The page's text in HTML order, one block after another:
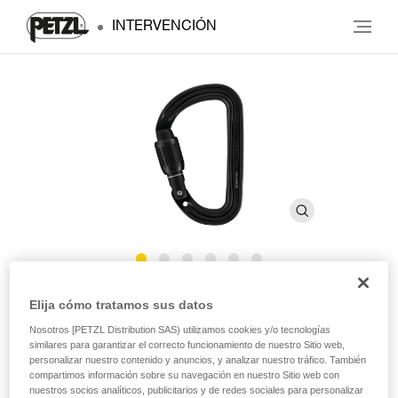
INTERVENCIÓN
Sm'D
Mosquetón asimétrico ultraligero
Mosquetón compacto asimétrico, de aluminio, el Sm'D está
Elija cómo tratamos sus datos
Nosotros [PETZL Distribution SAS) utilizamos cookies y/o tecnologías
similares para garantizar el correcto funcionamiento de nuestro Sitio web,
personalizar nuestro contenido y anuncios, y analizar nuestro tráfico. También
compartimos información sobre su navegación en nuestro Sitio web con
nuestros socios analíticos, publicitarios y de redes sociales para personalizar